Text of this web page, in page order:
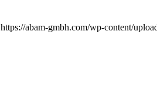
https://abam-gmbh.com/wp-content/